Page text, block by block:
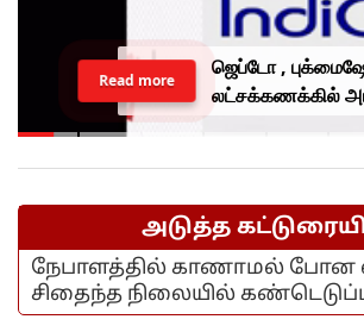
ஜெப்டோ ,
லட்சக்கணக்கில்
மத்திய அரசு..
Read more
அடுத்த
நேபாளத்தில் காணாமல் போன
சிதைந்த நிலையில்